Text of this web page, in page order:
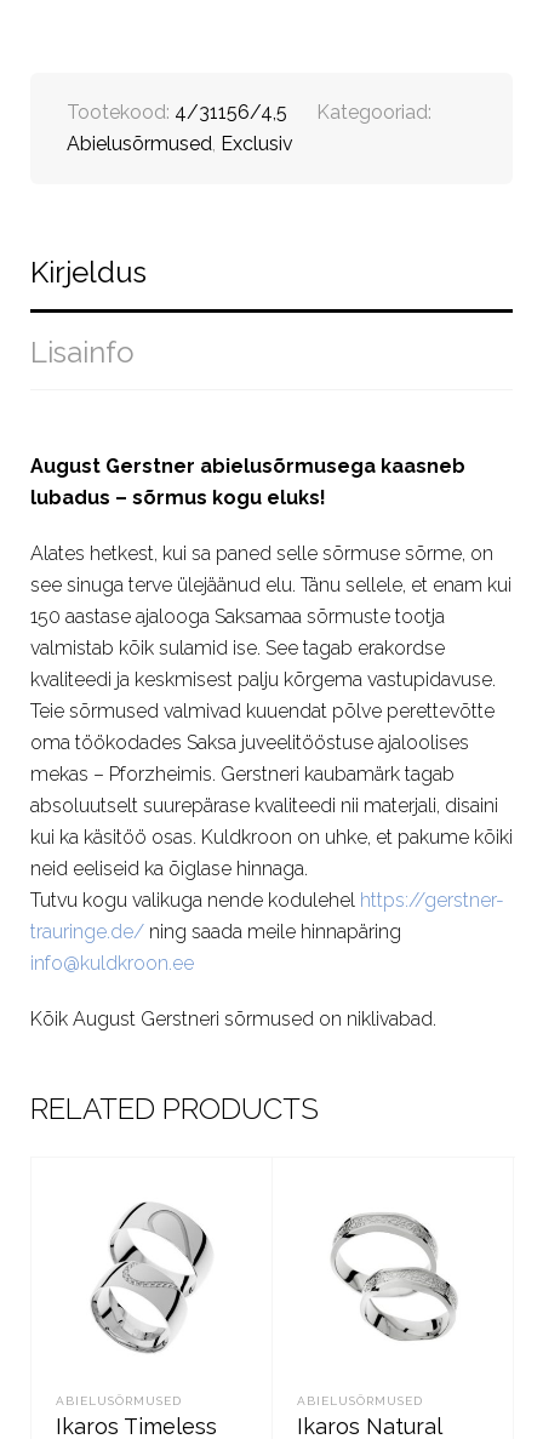
Tootekood: 4/31156/4,5
Kategooriad:
Abielusõrmused, Exclusiv
Kirjeldus
Lisainfo
August Gerstner abielusõrmusega kaasneb
lubadus – sõrmus kogu eluks!
Alates hetkest, kui sa paned selle sõrmuse sõrme, on
see sinuga terve ülejäänud elu. Tänu sellele, et enam kui
150 aastase ajalooga Saksamaa sõrmuste tootja
valmistab kõik sulamid ise. See tagab erakordse
kvaliteedi ja keskmisest palju kõrgema vastupidavuse.
Teie sõrmused valmivad kuuendat põlve perettevõtte
oma töökodades Saksa juveelitööstuse ajaloolises
mekas – Pforzheimis. Gerstneri kaubamärk tagab
absoluutselt suurepärase kvaliteedi nii materjali, disaini
kui ka käsitöö osas. Kuldkroon on uhke, et pakume kõiki
neid eeliseid ka õiglase hinnaga.
Tutvu kogu valikuga nende kodulehel https://gerstner-
trauringe.de/ ning saada meile hinnapäring
info@kuldkroon.ee
Kõik August Gerstneri sõrmused on niklivabad.
RELATED PRODUCTS
ABIELUSÕRMUSED
Ikaros Timeless
ABIELUSÕRMUSED
Ikaros Natural